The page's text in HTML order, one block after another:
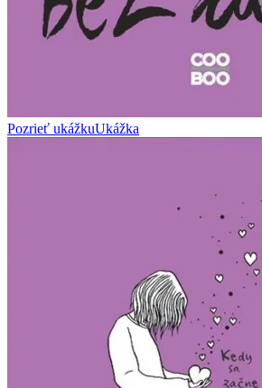
Pozrieť ukážkuUkážka